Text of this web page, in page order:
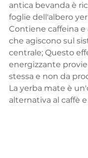
antica bevanda è
foglie dell'albero
Contiene caffeina e
che agiscono sul
centrale; Questo
energizzante
stessa e non da
La yerba mate è
alternativa al caffè